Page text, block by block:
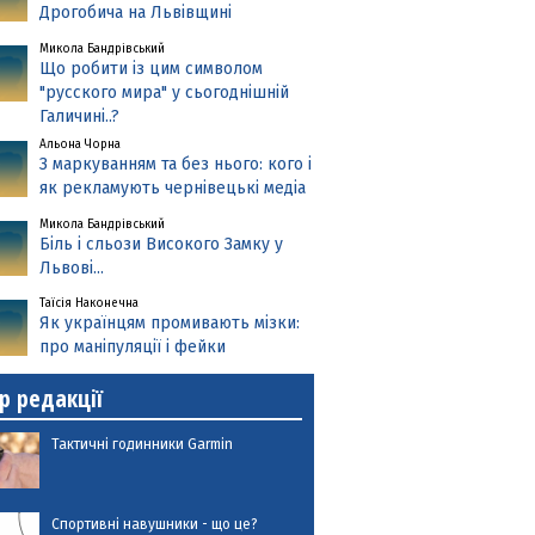
Дрогобича на Львівщині
Микола Бандрівський
Що робити із цим символом
"русского мира" у сьогоднішній
Галичині..?
Альона Чорна
З маркуванням та без нього: кого і
як рекламують чернівецькі медіа
Микола Бандрівський
Біль і сльози Високого Замку у
Львові...
Таїсія Наконечна
Як українцям промивають мізки:
про маніпуляції і фейки
редакції
Тактичні годинники Garmin
Спортивні навушники - що це?